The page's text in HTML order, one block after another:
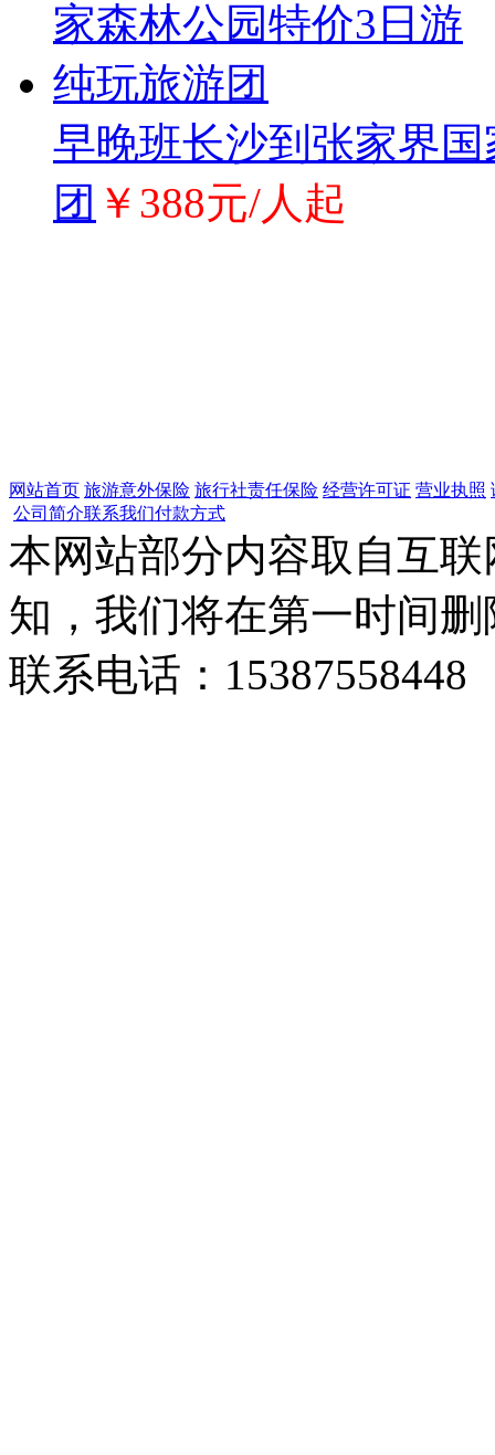
早晚班长沙到张家界
团 ￥388元/人起
网站首页 旅游意外保险 旅行社责任保险 经营许可证 营业执照
公司简介联系我们付款方式
本网站部分内容取自互
知，我们将在第一时间
联系电话：15387558448